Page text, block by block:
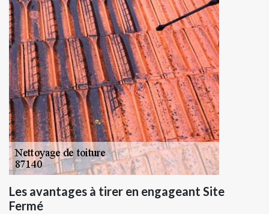
Les avantages à tirer en engageant Site
Fermé